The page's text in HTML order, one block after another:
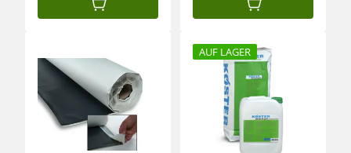
IN DEN WARENKORB IN DEN WARENKORB
AUF LAGER